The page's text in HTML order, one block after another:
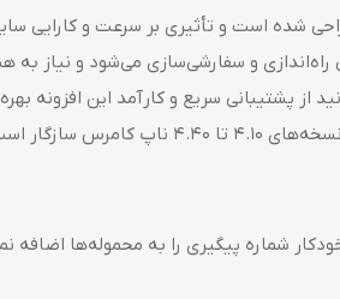
شده است و تأثیری بر سرعت و کارایی
راه‌اندازی و سفارشی‌سازی می‌شود و نیاز
از پشتیبانی سریع و کارآمد این افزونه
کامرس سازگار است.
شماره پیگیری را به محموله‌ها اضافه